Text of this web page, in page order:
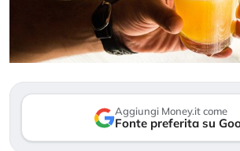
Aggiungi Money.it come
Fonte preferita su